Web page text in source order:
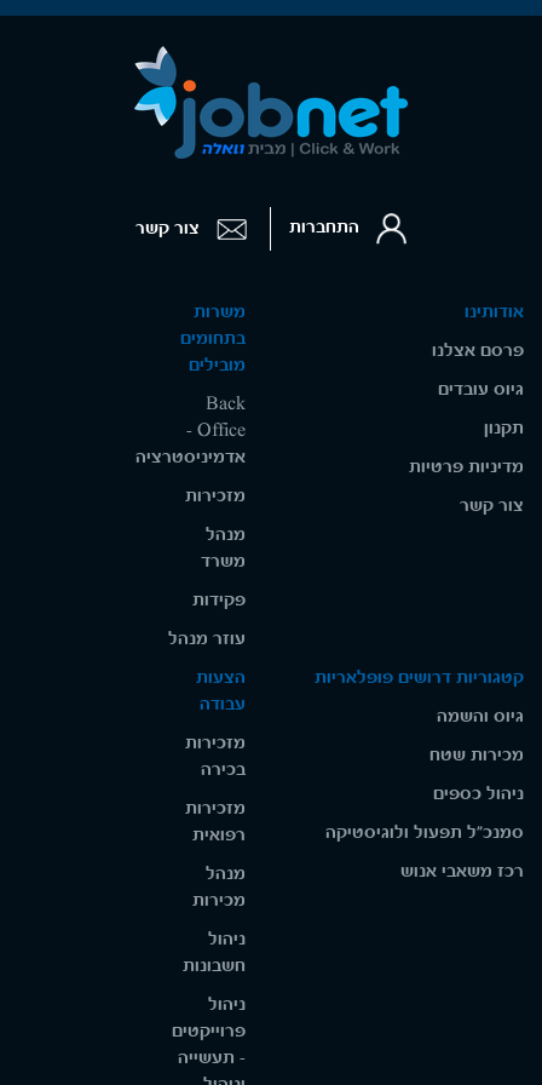
אודותינו
פרסם אצלנו
גיוס עובדים
תקנון
מדיניות פרטיות
צור קשר
משרות
בתחומים
מובילים
Back
Office -
אדמיניסטרציה
מזכירות
מנהל
משרד
פקידות
עוזר מנהל
קטגוריות דרושים פופלאריות
גיוס והשמה
מכירות שטח
ניהול כספים
סמנכ"ל תפעול ולוגיסטיקה
רכז משאבי אנוש
הצעות
עבודה
מזכירות
בכירה
מזכירות
רפואית
מנהל
מכירות
ניהול
חשבונות
ניהול
פרוייקטים
- תעשייה